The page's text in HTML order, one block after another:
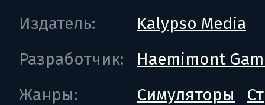
Издатель:
Kalypso Media
Разработчик:
Haemimont
Жанры:
Симуляторы